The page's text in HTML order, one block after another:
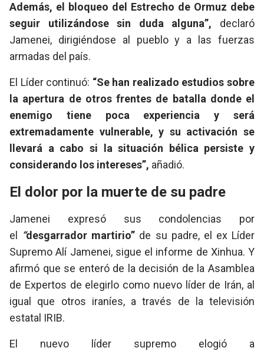
Además, el bloqueo del Estrecho de Ormuz debe
seguir utilizándose sin duda alguna”, declaró
Jamenei, dirigiéndose al pueblo y a las fuerzas
armadas del país.
El Líder continuó: “Se han realizado estudios sobre
la apertura de otros frentes de batalla donde el
enemigo tiene poca experiencia y será
extremadamente vulnerable, y su activación se
llevará a cabo si la situación bélica persiste y
considerando los intereses”, añadió.
El dolor por la muerte de su padre
Jamenei expresó sus condolencias por
el
“desgarrador martirio” de su padre, el ex Líder
Supremo Alí Jamenei, sigue el informe de Xinhua. Y
afirmó que se enteró de la decisión de la Asamblea
de Expertos de elegirlo como nuevo líder de Irán, al
igual que otros iraníes, a través de la televisión
estatal IRIB.
El nuevo líder supremo elogió a